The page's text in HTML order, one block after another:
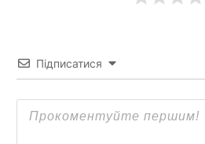
Підписатися